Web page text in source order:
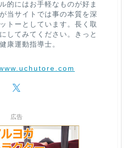
的にはお手軽なものが好ま
当サイトでは事の本質を深
トーとしています。長く取
してみてください。きっと
康運動指導士。
広告